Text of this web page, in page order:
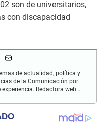
son de universitarios,
con discapacidad
de actualidad, política y
de la Comunicación por
Redactora web
películas y series